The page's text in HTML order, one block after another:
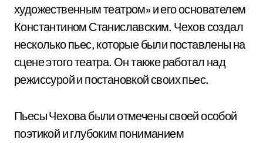
художественным театром» и его основателем
Константином Станиславским. Чехов создал
несколько пьес, которые были поставлены на
сцене этого театра. Он также работал над
режиссурой и постановкой своих пьес.
Пьесы Чехова были отмечены своей особой
поэтикой и глубоким пониманием